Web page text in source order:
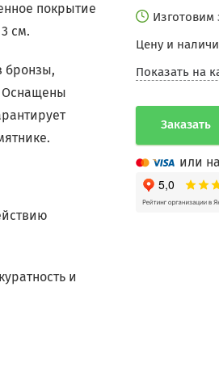
покрытие
см.
бронзы,
Оснащены
и
Изготовим
Цену и
Показать на
Заказать
или